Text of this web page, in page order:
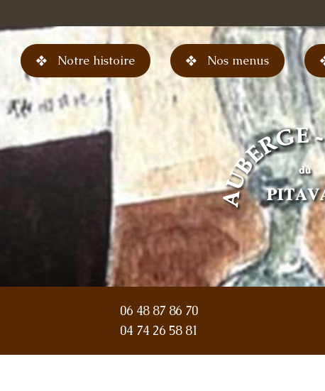
au
contenu
principal
Notre histoire Nos menus
06 48 87 86 70
04 74 26 58 81